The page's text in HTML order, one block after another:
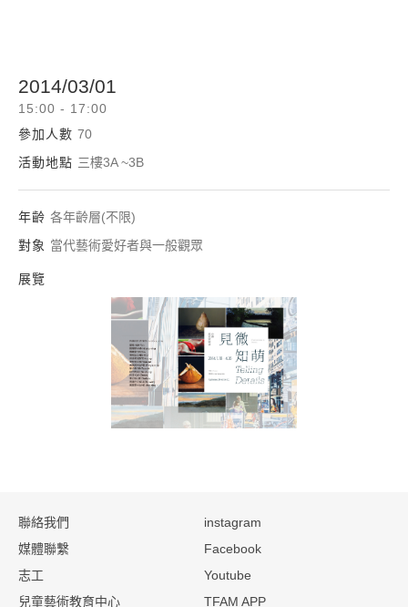
2014/03/01
15:00 - 17:00
參加人數 70
活動地點 三樓3A ~3B
年齡 各年齡層(不限)
對象 當代藝術愛好者與一般觀眾
展覽
見微知萌→台灣超寫
聯絡我們
媒體聯繫
志工
兒童藝術教育中心
instagram
Facebook
Youtube
TFAM APP